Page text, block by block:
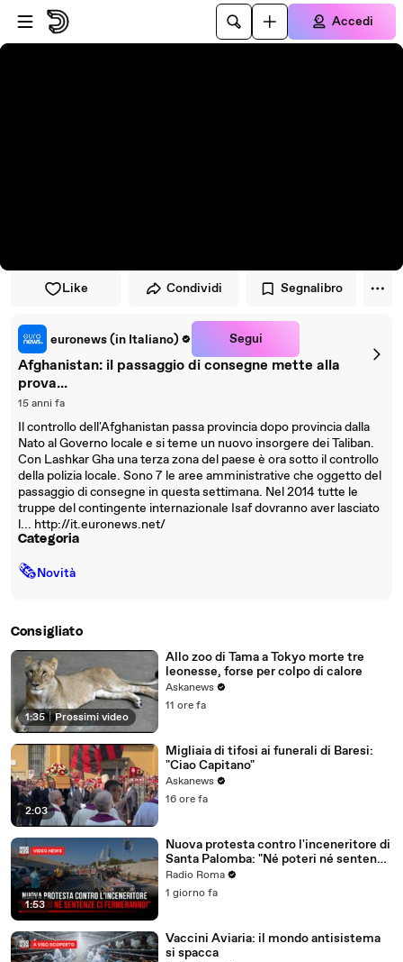
Vai al lettore
Passa al contenuto principale
Accedi
Like Condividi Segnalibro
euronews (in Italiano) Segui
Afghanistan: il passaggio di consegne mette alla
prova...
15 anni fa
Il controllo dell'Afghanistan passa provincia dopo provincia dalla
Nato al Governo locale e si teme un nuovo insorgere dei Taliban.
Con Lashkar Gha una terza zona del paese è ora sotto il controllo
della polizia locale. Sono 7 le aree amministrative che oggetto del
passaggio di consegne in questa settimana. Nel 2014 tutte le
truppe del contingente internazionale Isaf dovranno aver lasciato
l... http://it.euronews.net/
Categoria
🗞Novità
Consigliato
1:35 | Prossimi video
Allo zoo di Tama a Tokyo morte tre
leonesse, forse per colpo di calore
Askanews
11 ore fa
2:03
Migliaia di tifosi ai funerali di Baresi:
"Ciao Capitano"
Askanews
16 ore fa
1:53
Nuova protesta contro l'inceneritore di
Santa Palomba: "Né poteri né sentenze
ci fermeranno!"
Radio Roma
1 giorno fa
Vaccini Aviaria: il mondo antisistema
si spacca